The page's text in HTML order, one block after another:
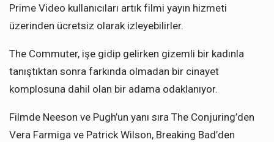
Prime Video kullanıcıları artık filmi yayın hizmeti
üzerinden ücretsiz olarak izleyebilirler.
The Commuter, işe gidip gelirken gizemli bir kadınla
tanıştıktan sonra farkında olmadan bir cinayet
komplosuna dahil olan bir adama odaklanıyor.
Filmde Neeson ve Pugh’un yanı sıra The Conjuring’den
Vera Farmiga ve Patrick Wilson, Breaking Bad’den